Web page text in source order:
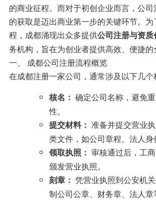
的商业征程。而对于初创企业而言，公
的获取是迈出商业第一步的关键环节。
程，成都涌现出众多提供公司注册与资质
务机构，旨在为创业者提供高效、便捷的
一、 成都公司注册流程概览
在成都注册一家公司，通常涉及以下几个
核名： 确定公司名称，避免
性。
提交材料： 准备并提交营业
类文件，如公司章程、法人身
领取执照： 审核通过后，工
颁发营业执照。
刻章： 凭营业执照到公安机
制公司公章、财务章、法人章